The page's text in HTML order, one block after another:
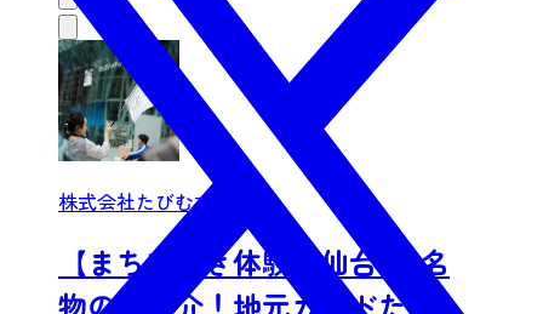
株式会社たびむすび
【まちあるき体験】仙台3大名
物のご紹介！地元ガイドだか